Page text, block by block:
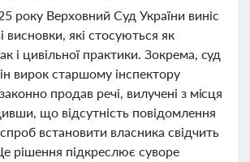
року Верховний Суд України виніс
висновки, які стосуються як
і цивільної практики. Зокрема, суд
вирок старшому інспектору
продав речі, вилучені з місця
що відсутність повідомлення
встановити власника свідчить
рішення підкреслює суворе